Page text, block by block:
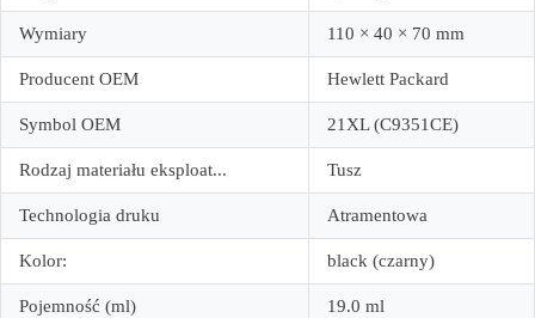
Wymiary 110 × 40 × 70 mm
Producent OEM Hewlett Packard
Symbol OEM 21XL (C9351CE)
Rodzaj materiału eksploat... Tusz
Technologia druku Atramentowa
Kolor: black (czarny)
Pojemność (ml) 19.0 ml